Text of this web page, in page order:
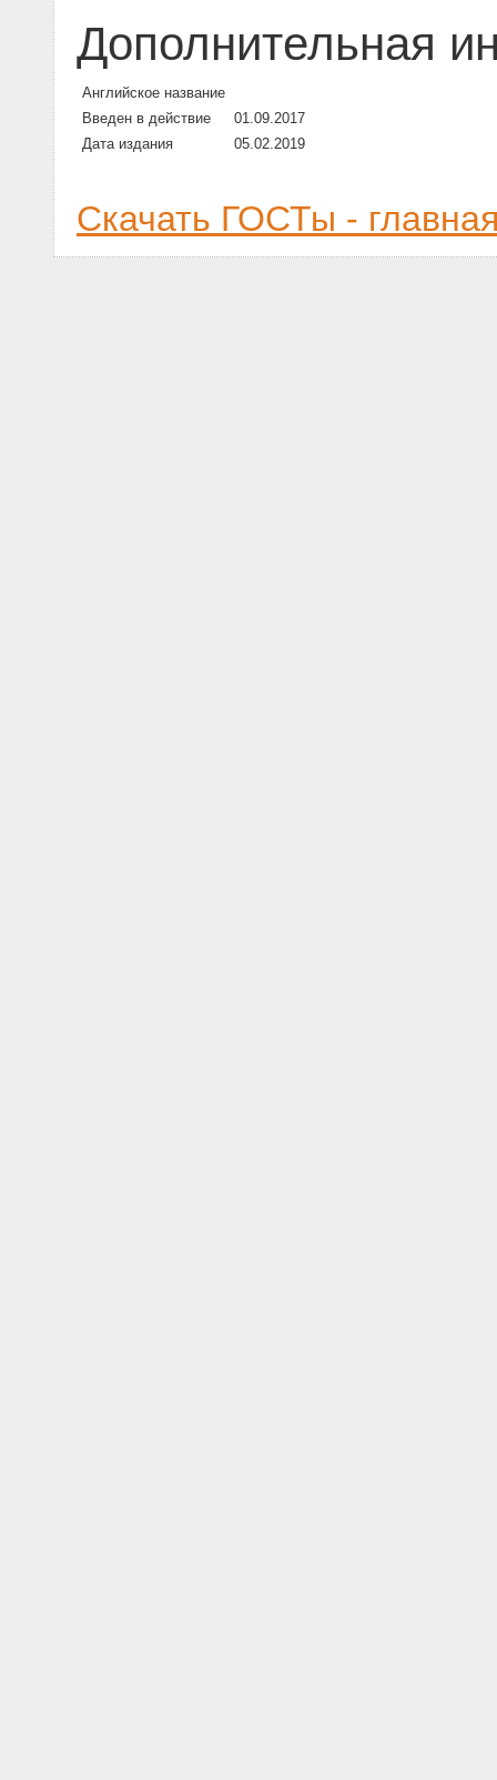
Дополнительная
Английское название
Введен в действие
01.09.2017
Дата издания
05.02.2019
Скачать ГОСТы -